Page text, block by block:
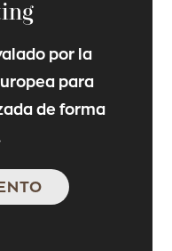
por la
para
de forma